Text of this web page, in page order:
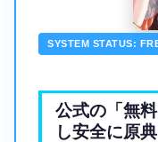
SYSTEM STATUS:
公式の「無
し安全に原